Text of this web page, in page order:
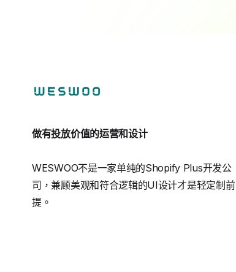
做有投放价值的运营和设计
WESWOO不是一家单纯的Shopify Plus开发公
司，兼顾美观和符合逻辑的UI设计才是轻定制前
提。